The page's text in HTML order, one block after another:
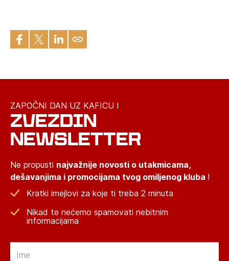
ZAPOČNI DAN UZ KAFICU I
ZVEZDIN
NEWSLETTER
Ne propusti najvažnije novosti o utakmicama,
dešavanjima i promocijama tvog omiljenog kluba !
Kratki imejlovi za koje ti treba 2 minuta
Nikad te nećemo spamovati nebitnim
informacijama